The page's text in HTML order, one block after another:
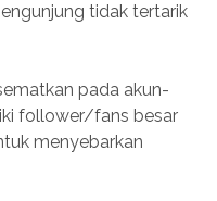
tidak tertarik
pada akun-
follower/fans besar
menyebarkan